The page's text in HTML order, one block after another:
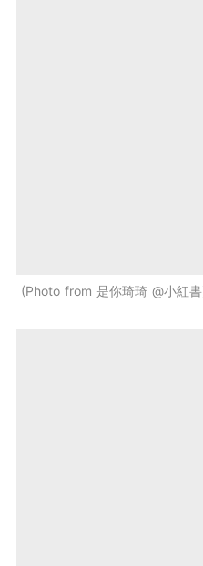
Photo from 是你琦琦 @小紅書